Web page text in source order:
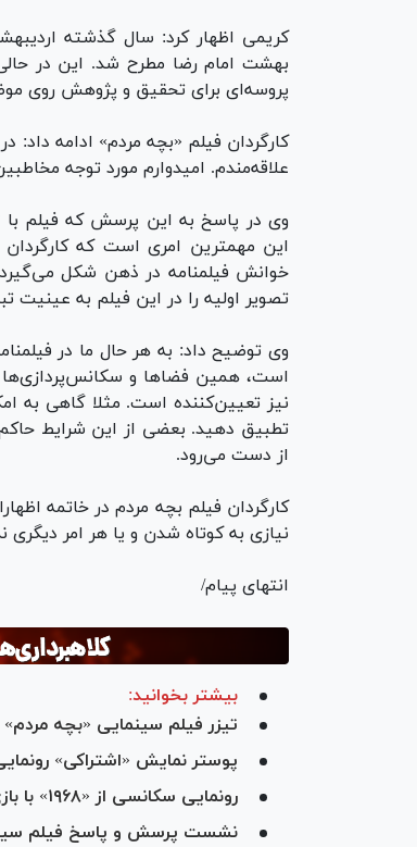
کریمی اظهار کرد: سال گذشته
بهشت امام رضا مطرح شد. این در حالی
پروسه‌ای برای تحقیق و پژوهش روی
کارگردان فیلم «بچه مردم» ادامه
علاقه‌مندم. امیدوارم مورد توجه
وی در پاسخ به این پرسش که فیلم با
این مهمترین امری است که
تصویر اولیه را در این فیلم به عینیت
وی توضیح داد: به هر حال ما در
است، همین فضا‌ها و
نیز تعیین‌کننده است. مثلا گاهی به
تطبیق دهید. بعضی از این شرایط
از دست می‌رود.
کارگردان فیلم بچه مردم در خاتمه
نیازی به کوتاه شدن و یا هر امر دیگری
انتهای پیام/
بیشتر بخوانید:
تیزر فیلم سینمایی «بچه
پوستر نمایش «اشتراکی»
رونمایی سکانسی از «۱۹۶۸» با بازی امیراحمد قزوینی
نشست پرسش و پاسخ فیلم